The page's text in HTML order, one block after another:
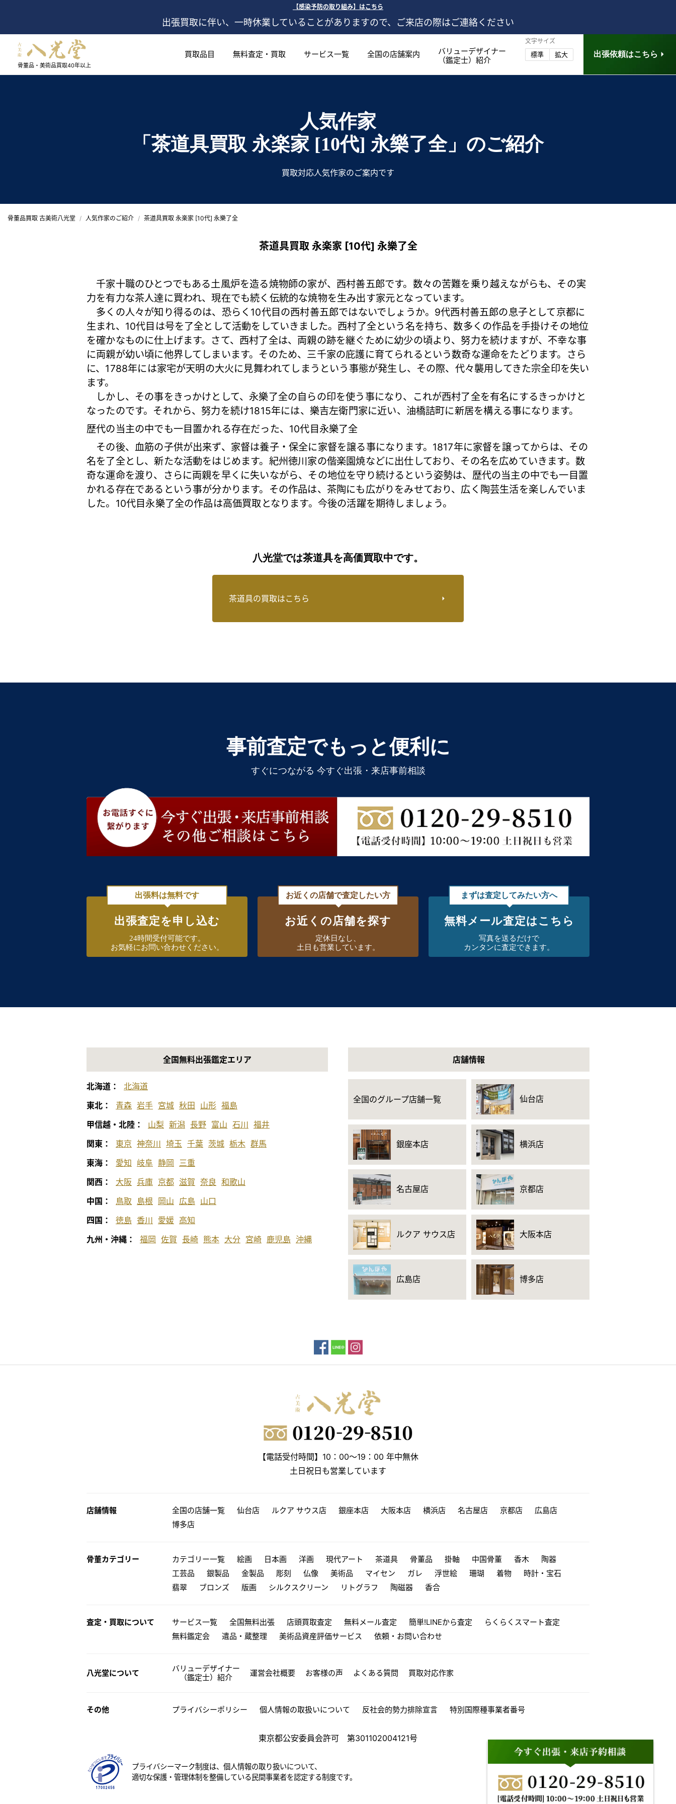
【感染予防の取り組み】はこちら
出張買取に伴い、一時休業していることがありますので、ご来店の際はご連絡ください
骨董品・美術品買取40年以上
買取品目 無料査定・買取 サービス一覧 全国の店舗案内
バリューデザイナー
（鑑定士）紹介
文字サイズ
標準 拡大 出張依頼はこちら
人気作家
「茶道具買取 永楽家 [10代] 永樂了全」 のご紹介
買取対応人気作家のご案内です
骨董品買取 古美術八光堂 人気作家のご紹介 茶道具買取 永楽家 [10代] 永樂了全
茶道具買取 永楽家 [10代] 永樂了全
千家十職のひとつでもある土風炉を造る焼物師の家が、西村善五郎です。数々の苦難を乗り越えながらも、その実
力を有力な茶人達に買われ、現在でも続く伝統的な焼物を生み出す家元となっています。
多くの人々が知り得るのは、恐らく10代目の西村善五郎ではないでしょうか。9代西村善五郎の息子として京都に
生まれ、10代目は号を了全として活動をしていきました。西村了全という名を持ち、数多くの作品を手掛けその地位
を確かなものに仕上げます。さて、西村了全は、両親の跡を継ぐために幼少の頃より、努力を続けますが、不幸な事
に両親が幼い頃に他界してしまいます。そのため、三千家の庇護に育てられるという数奇な運命をたどります。さら
に、1788年には家宅が天明の大火に見舞われてしまうという事態が発生し、その際、代々襲用してきた宗全印を失い
ます。
しかし、その事をきっかけとして、永樂了全の自らの印を使う事になり、これが西村了全を有名にするきっかけと
なったのです。それから、努力を続け1815年には、樂吉左衛門家に近い、油橋詰町に新居を構える事になります。
歴代の当主の中でも一目置かれる存在だった、10代目永樂了全
その後、血筋の子供が出来ず、家督は養子・保全に家督を譲る事になります。1817年に家督を譲ってからは、その
名を了全とし、新たな活動をはじめます。紀州徳川家の偕楽園焼などに出仕しており、その名を広めていきます。数
奇な運命を渡り、さらに両親を早くに失いながら、その地位を守り続けるという姿勢は、歴代の当主の中でも一目置
かれる存在であるという事が分かります。その作品は、茶陶にも広がりをみせており、広く陶芸生活を楽しんでいま
した。10代目永樂了全の作品は高価買取となります。今後の活躍を期待しましょう。
八光堂では茶道具を高価買取中です。
茶道具の買取はこちら
事前査定でもっと便利に
すぐにつながる 今すぐ出張・来店事前相談
出張料は無料です
出張査定を申し込む
24時間受付可能です。
お気軽にお問い合わせください。
お近くの店舗で査定したい方
お近くの店舗を探す
定休日なし、
土日も営業しています。
まずは査定してみたい方へ
無料メール査定はこちら
写真を送るだけで
カンタンに査定できます。
全国無料出張鑑定エリア
北海道：
北海道
東北：
青森 岩手 宮城 秋田 山形 福島
甲信越・北陸：
山梨 新潟 長野 富山 石川 福井
関東：
東京 神奈川 埼玉 千葉 茨城 栃木 群馬
東海：
愛知 岐阜 静岡
三重
関西：
大阪 兵庫 京都 滋賀 奈良 和歌山
中国：
鳥取 島根 岡山 広島 山口
四国：
徳島 香川 愛媛 高知
九州・沖縄：
福岡 佐賀 長崎 熊本 大分 宮崎 鹿児島 沖縄
店舗情報
全国のグループ店舗一覧 仙台店
銀座本店 横浜店
名古屋店 京都店
ルクア サウス店 大阪本店
広島店 博多店
【電話受付時間】10：00～19：00 年中無休
土日祝日も営業しています
店舗情報 全国の店舗一覧 仙台店 ルクア サウス店 銀座本店 大阪本店 横浜店 名古屋店 京都店
広島店
博多店
骨董カテゴリー カテゴリー一覧 絵画 日本画 洋画 現代アート 茶道具 骨董品 掛軸 中国骨董 香木
陶器
工芸品
銀製品 金製品 彫刻 仏像 美術品 マイセン ガレ 浮世絵 珊瑚 着物
時計・宝石
翡翠
ブロンズ 版画 シルクスクリーン リトグラフ 陶磁器 香合
査定・買取について サービス一覧 全国無料出張 店頭買取査定 無料メール査定 簡単!LINEから査定
らくらくスマート査定
無料鑑定会
遺品・蔵整理 美術品資産評価サービス 依頼・お問い合わせ
八光堂について
バリューデザイナー
（鑑定士）紹介
運営会社概要 お客様の声 よくある質問 買取対応作家
その他 プライバシーポリシー 個人情報の取扱いについて 反社会的勢力排除宣言 特別国際種事業者番号
東京都公安委員会許可 第301102004121号
プライバシーマーク制度は、個人情報の取り扱いについて、
適切な保護・管理体制を整備している民間事業者を認定する制度です。